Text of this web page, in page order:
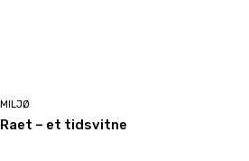
MILJØ
Raet – et tidsvitne